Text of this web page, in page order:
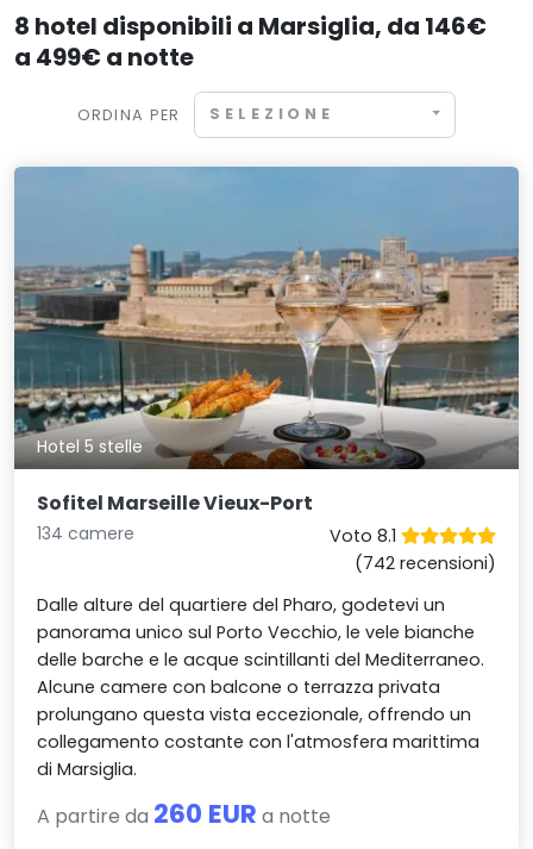
8 hotel disponibili a Marsiglia, da 146€
a 499€ a notte
ORDINA PER SELEZIONE
Hotel 5 stelle
Sofitel Marseille Vieux-Port
134 camere
Voto 8.1
(742 recensioni)
Dalle alture del quartiere del Pharo, godetevi un
panorama unico sul Porto Vecchio, le vele bianche
delle barche e le acque scintillanti del Mediterraneo.
Alcune camere con balcone o terrazza privata
prolungano questa vista eccezionale, offrendo un
collegamento costante con l'atmosfera marittima
di Marsiglia.
A partire da 260 EUR a notte